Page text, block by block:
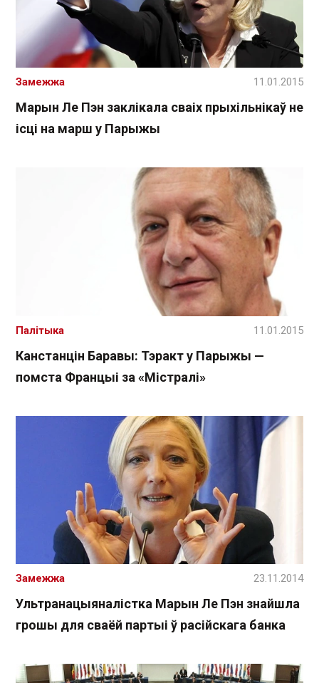
Марын Ле Пэн заклікала сваіх прыхільнікаў не
ісці на марш у Парыжы
Замежжа 11.01.2015
Канстанцін Баравы: Тэракт у Парыжы —
помста Францыі за «Містралі»
Палітыка 11.01.2015
Ультранацыяналістка Марын Ле Пэн знайшла
грошы для сваёй партыі ў расійскага банка
Замежжа 23.11.2014